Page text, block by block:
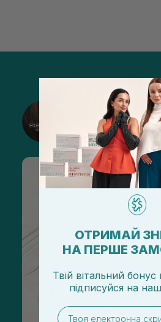
@sisters_stelmakh
Подписаться
ОТРИМАЙ
НА ПЕРШЕ
Твій вітальний
підписуйся на
email